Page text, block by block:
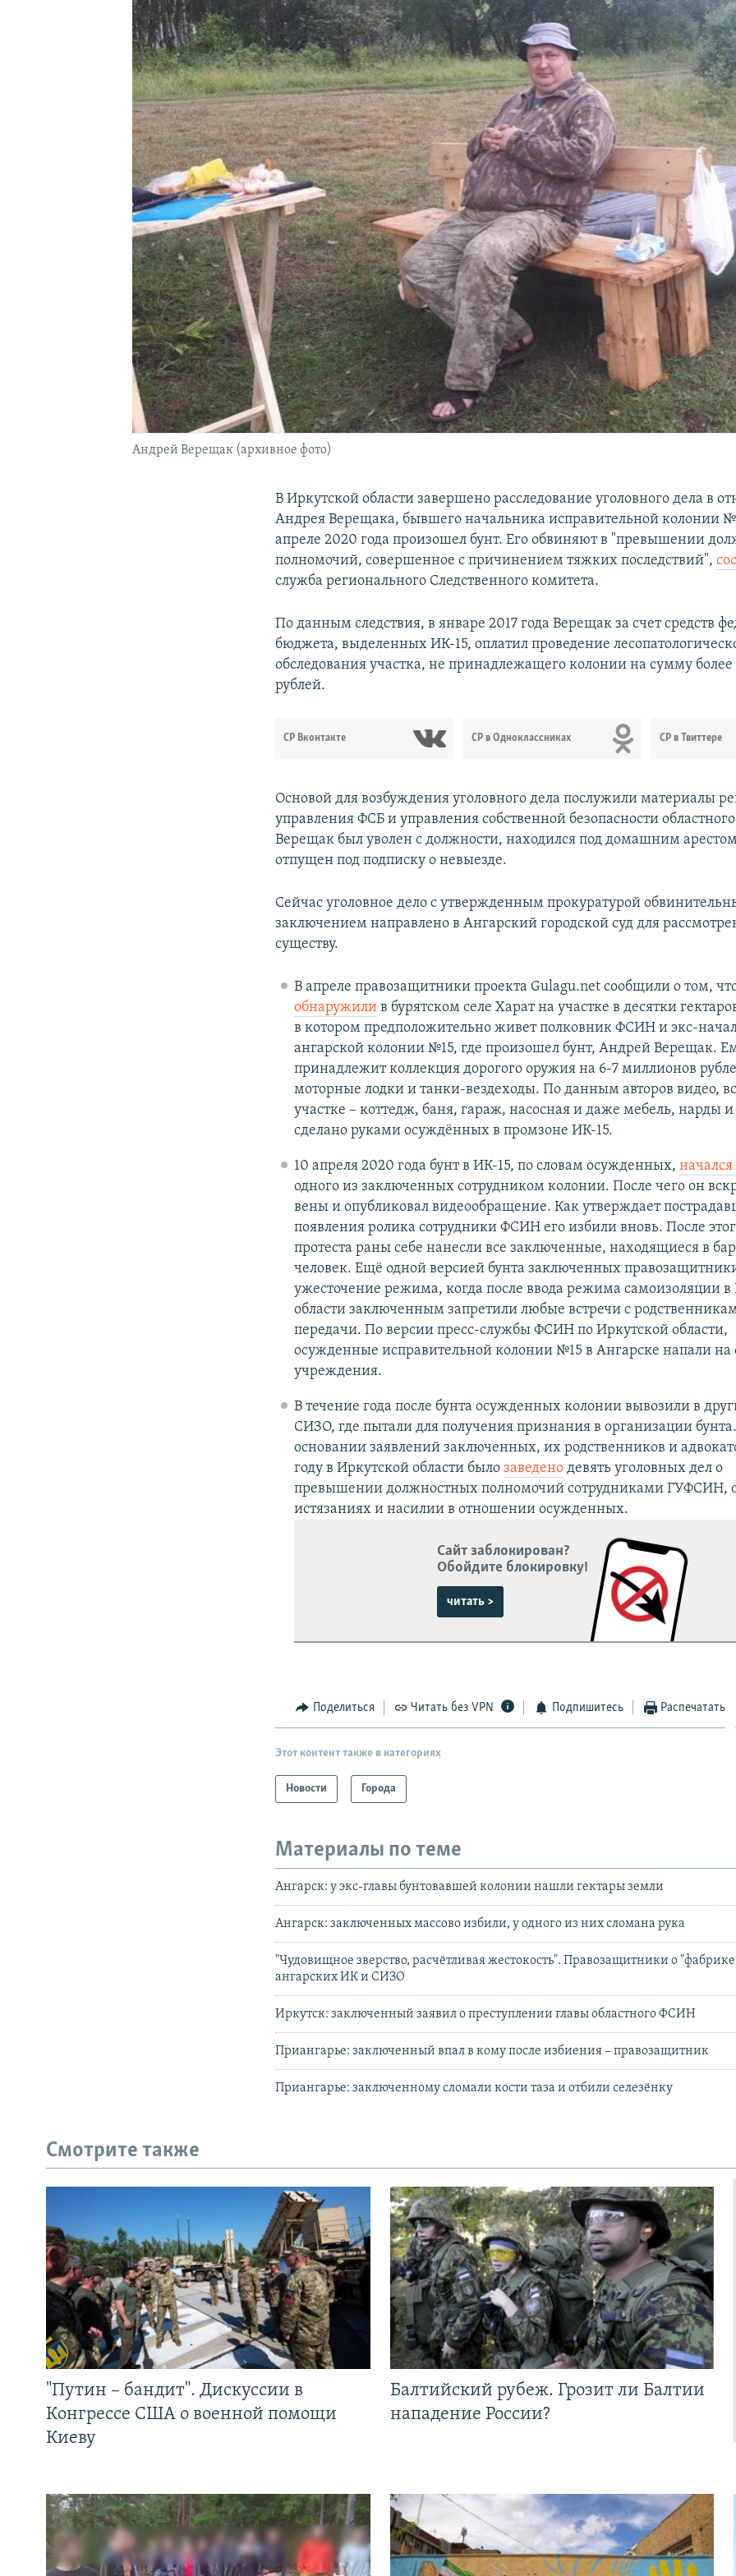
ПОДПИШИТЕСЬ НА РАССЫЛКУ
Андрей Верещак (архивное фото)
В Иркутской области завершено расследование уголовного дела в
Андрея Верещака, бывшего начальника исправительной колонии
апреле 2020 года произошел бунт. Его обвиняют в "превышении
полномочий, совершенное с причинением тяжких последствий",
служба регионального Следственного комитета.
По данным следствия, в январе 2017 года Верещак за счет средств
бюджета, выделенных ИК-15, оплатил проведение
обследования участка, не принадлежащего колонии на сумму
рублей.
СР Вконтакте СР в Одноклассниках СР в Твиттере
Основой для возбуждения уголовного дела послужили материалы
управления ФСБ и управления собственной безопасности
Верещак был уволен с должности, находился под домашним
отпущен под подписку о невыезде.
Сейчас уголовное дело с утвержденным прокуратурой
заключением направлено в Ангарский городской суд для
существу.
В апреле правозащитники проекта Gulagu.net сообщили о том,
обнаружилив бурятском селе Харат на участке в десятки
в котором предположительно живет полковник ФСИН и экс-
ангарской колонии №15, где произошел бунт, Андрей Верещак.
принадлежит коллекция дорогого оружия на 6-7 миллионов
моторные лодки и танки-вездеходы. По данным авторов видео,
участке – коттедж, баня, гараж, насосная и даже мебель, нарды
сделано руками осуждённых в промзоне ИК-15.
10 апреля 2020 года бунт в ИК-15, по словам осужденных,
одного из заключенных сотрудником колонии. После чего он
вены и опубликовал видеообращение. Как утверждает
появления ролика сотрудники ФСИН его избили вновь. После
протеста раны себе нанесли все заключенные, находящиеся в
человек. Ещё одной версией бунта заключенных
ужесточение режима, когда после ввода режима самоизоляции в
области заключенным запретили любые встречи с
передачи. По версии пресс-службы ФСИН по Иркутской области,
осужденные исправительной колонии №15 в Ангарске напали на
учреждения.
В течение года после бунта осужденных колонии вывозили в
СИЗО, где пытали для получения признания в организации
основании заявлений заключенных, их родственников и
году в Иркутской области было заведенодевять уголовных дел о
превышении должностных полномочий сотрудниками ГУФСИН,
истязаниях и насилии в отношении осужденных.
Сайт заблокирован?
Обойдите блокировку!
читать >
Поделиться Читать без VPN Подпишитесь Распечатать
Этот контент также в категориях
Новости Города
Материалы по теме
Ангарск: у экс-главы бунтовавшей колонии нашли гектары земли
Ангарск: заключенных массово избили, у одного из них сломана рука
"Чудовищное зверство, расчётливая жестокость". Правозащитники о
ангарских ИК и СИЗО
Иркутск: заключенный заявил о преступлении главы областного ФСИН
Приангарье: заключенный впал в кому после избиения – правозащитник
Приангарье: заключенному сломали кости таза и отбили селезёнку
Смотрите также
"Путин – бандит". Дискуссии в
Конгрессе США о военной помощи
Киеву
Балтийский рубеж. Грозит ли Балтии
нападение России?